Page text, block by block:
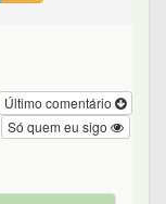
Último comentário
Só quem eu sigo